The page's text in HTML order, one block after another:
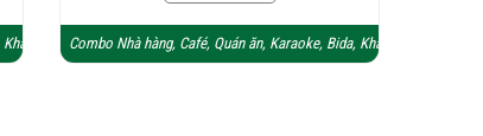
sạn Combo Nhà hàng, Café, Quán ăn, Karaoke, Bida, Khách sạn